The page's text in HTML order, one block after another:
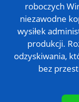
roboczych
niezawodne
wysiłek
produkcji.
odzyskiwania,
bez